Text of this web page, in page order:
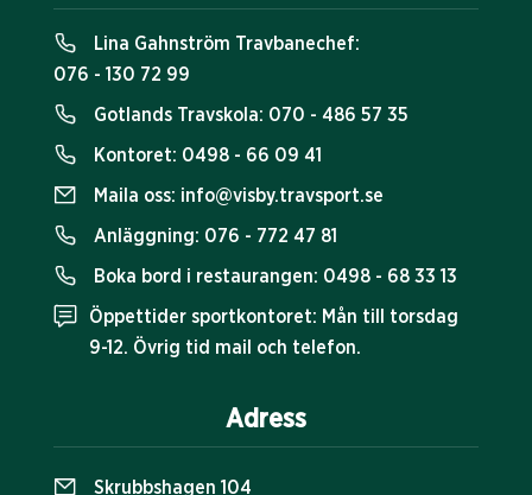
Lina Gahnström Travbanechef:
076 - 130 72 99
Gotlands Travskola: 070 - 486 57 35
Kontoret: 0498 - 66 09 41
Maila oss: info@visby.travsport.se
Anläggning: 076 - 772 47 81
Boka bord i restaurangen: 0498 - 68 33 13
Öppettider sportkontoret: Mån till torsdag
9-12. Övrig tid mail och telefon.
Adress
Skrubbshagen 104